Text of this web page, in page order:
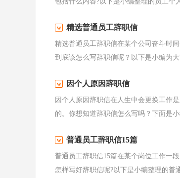
精选普通员工辞职信
精选普通员工辞职信在某个公司奋斗时
到底该怎么写辞职信呢？以下是小编为
因个人原因辞职信
因个人原因辞职信在人生中会更换工作
的。你想知道辞职信怎么写吗？下面是
普通员工辞职信15篇
普通员工辞职信15篇在某个岗位工作一
怎样写好辞职信呢?以下是小编整理的普